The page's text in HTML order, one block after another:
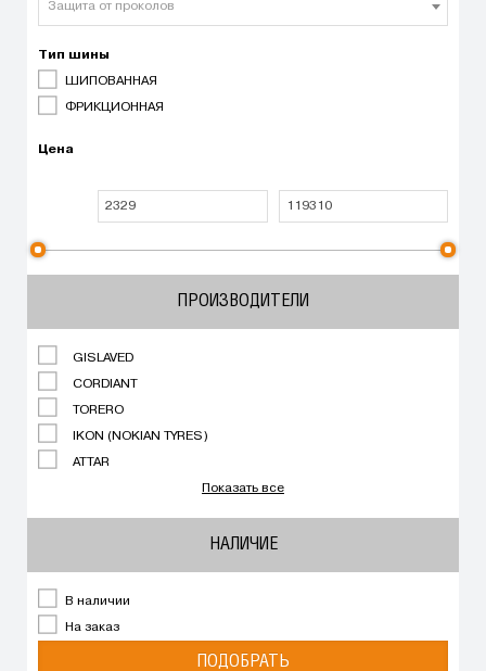
Защита от проколов
Тип шины
ШИПОВАННАЯ
ФРИКЦИОННАЯ
Цена
ПРОИЗВОДИТЕЛИ
GISLAVED
CORDIANT
TORERO
IKON (NOKIAN TYRES)
ATTAR
Показать все
НАЛИЧИЕ
В наличии
На заказ
ПОДОБРАТЬ